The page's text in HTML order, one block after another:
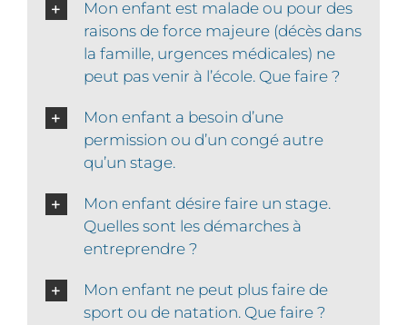
Mon enfant est malade ou pour des
raisons de force majeure (décès dans
la famille, urgences médicales) ne
peut pas venir à l’école. Que faire ?
Mon enfant a besoin d’une
permission ou d’un congé autre
qu’un stage.
Mon enfant désire faire un stage.
Quelles sont les démarches à
entreprendre ?
Mon enfant ne peut plus faire de
sport ou de natation. Que faire ?